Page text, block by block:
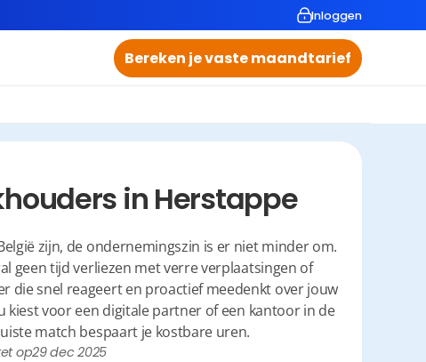
Inloggen
Bereken je vaste maandtarief
in Herstappe
zijn, de ondernemingszin is er niet minder om.
geen tijd verliezen met verre verplaatsingen of
die snel reageert en proactief meedenkt over jouw
kiest voor een digitale partner of een kantoor in de
match bespaart je kostbare uren.
op29 dec 2025